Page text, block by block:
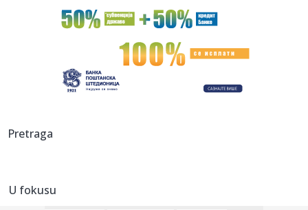
00:30:Monstrum izbo roditelje! Objašnjenje koje je dao policiji je
nev...
Daytona Shooting Brake Hommage
00:17:Uhapšeni majka i sin! Sumnja se da su prodavali drogu
23:48:
Pretraga
U fokusu